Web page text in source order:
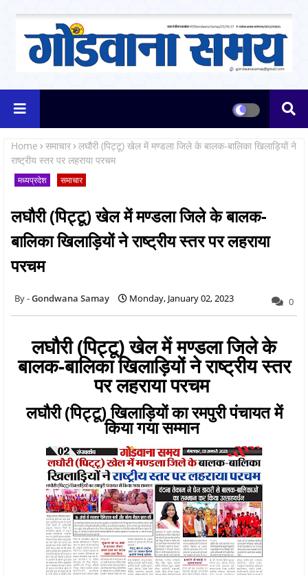
Home समाचार लघौरी (पिट्टू) खेल में मण्डला जिले के बालक-बालिका खिलाड़ियों ने
राष्ट्रीय स्तर पर लहराया परचम
मध्यप्रदेश समाचार
लघौरी (पिट्टू) खेल में मण्डला जिले के बालक-
बालिका खिलाड़ियों ने राष्ट्रीय स्तर पर लहराया
परचम
Gondwana Samay Monday, January 02, 2023 0
लघौरी (पिट्टू) खेल में मण्डला जिले के
बालक-बालिका खिलाड़ियों ने राष्ट्रीय स्तर
पर लहराया परचम
लघौरी (पिट्टू) खिलाड़ियों का रमपुरी पंचायत में
किया गया सम्मान